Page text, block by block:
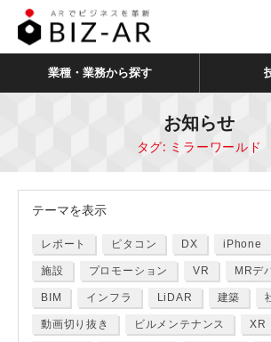
業種・業務から探す
お知らせ
タグ: ミラーワールド
テーマを表示
レポート ピタコン DX iPhone
施設 プロモーション VR MRデ
BIM インフラ LiDAR 建築
動画切り抜き ビルメンテナンス XR